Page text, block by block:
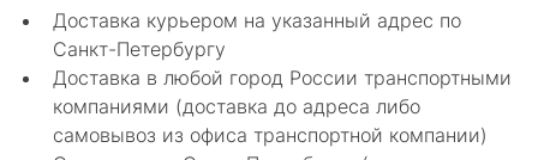
Доставка курьером на указанный адрес по
Санкт-Петербургу
Доставка в любой город России транспортными
компаниями (доставка до адреса либо
самовывоз из офиса транспортной компании)
Нелли Г.
4 мая 2025